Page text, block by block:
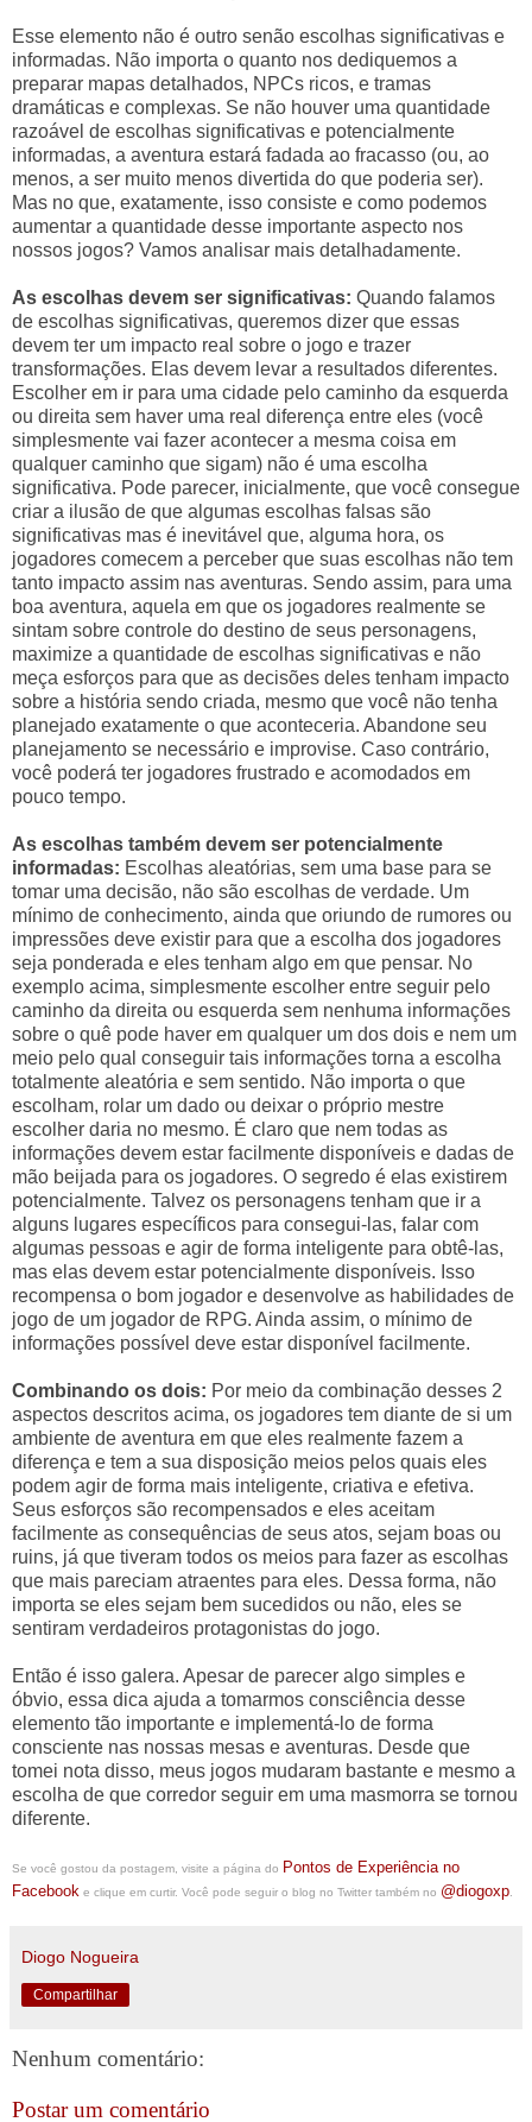
Esse elemento não é outro senão escolhas significativas e
informadas. Não importa o quanto nos dediquemos a
preparar mapas detalhados, NPCs ricos, e tramas
dramáticas e complexas. Se não houver uma quantidade
razoável de escolhas significativas e potencialmente
informadas, a aventura estará fadada ao fracasso (ou, ao
menos, a ser muito menos divertida do que poderia ser).
Mas no que, exatamente, isso consiste e como podemos
aumentar a quantidade desse importante aspecto nos
nossos jogos? Vamos analisar mais detalhadamente.
As escolhas devem ser significativas: Quando falamos
de escolhas significativas, queremos dizer que essas
devem ter um impacto real sobre o jogo e trazer
transformações. Elas devem levar a resultados diferentes.
Escolher em ir para uma cidade pelo caminho da esquerda
ou direita sem haver uma real diferença entre eles (você
simplesmente vai fazer acontecer a mesma coisa em
qualquer caminho que sigam) não é uma escolha
significativa. Pode parecer, inicialmente, que você consegue
criar a ilusão de que algumas escolhas falsas são
significativas mas é inevitável que, alguma hora, os
jogadores comecem a perceber que suas escolhas não tem
tanto impacto assim nas aventuras. Sendo assim, para uma
boa aventura, aquela em que os jogadores realmente se
sintam sobre controle do destino de seus personagens,
maximize a quantidade de escolhas significativas e não
meça esforços para que as decisões deles tenham impacto
sobre a história sendo criada, mesmo que você não tenha
planejado exatamente o que aconteceria. Abandone seu
planejamento se necessário e improvise. Caso contrário,
você poderá ter jogadores frustrado e acomodados em
pouco tempo.
As escolhas também devem ser potencialmente
informadas: Escolhas aleatórias, sem uma base para se
tomar uma decisão, não são escolhas de verdade. Um
mínimo de conhecimento, ainda que oriundo de rumores ou
impressões deve existir para que a escolha dos jogadores
seja ponderada e eles tenham algo em que pensar. No
exemplo acima, simplesmente escolher entre seguir pelo
caminho da direita ou esquerda sem nenhuma informações
sobre o quê pode haver em qualquer um dos dois e nem um
meio pelo qual conseguir tais informações torna a escolha
totalmente aleatória e sem sentido. Não importa o que
escolham, rolar um dado ou deixar o próprio mestre
escolher daria no mesmo. É claro que nem todas as
informações devem estar facilmente disponíveis e dadas de
mão beijada para os jogadores. O segredo é elas existirem
potencialmente. Talvez os personagens tenham que ir a
alguns lugares específicos para consegui-las, falar com
algumas pessoas e agir de forma inteligente para obtê-las,
mas elas devem estar potencialmente disponíveis. Isso
recompensa o bom jogador e desenvolve as habilidades de
jogo de um jogador de RPG. Ainda assim, o mínimo de
informações possível deve estar disponível facilmente.
Combinando os dois: Por meio da combinação desses 2
aspectos descritos acima, os jogadores tem diante de si um
ambiente de aventura em que eles realmente fazem a
diferença e tem a sua disposição meios pelos quais eles
podem agir de forma mais inteligente, criativa e efetiva.
Seus esforços são recompensados e eles aceitam
facilmente as consequências de seus atos, sejam boas ou
ruins, já que tiveram todos os meios para fazer as escolhas
que mais pareciam atraentes para eles. Dessa forma, não
importa se eles sejam bem sucedidos ou não, eles se
sentiram verdadeiros protagonistas do jogo.
Então é isso galera. Apesar de parecer algo simples e
óbvio, essa dica ajuda a tomarmos consciência desse
elemento tão importante e implementá-lo de forma
consciente nas nossas mesas e aventuras. Desde que
tomei nota disso, meus jogos mudaram bastante e mesmo a
escolha de que corredor seguir em uma masmorra se tornou
diferente.
Se você gostou da postagem, visite a página do Pontos de Experiência no
Facebook e clique em curtir. Você pode seguir o blog no Twitter também no @diogoxp
Diogo Nogueira
Compartilhar
Nenhum comentário:
Postar um comentário